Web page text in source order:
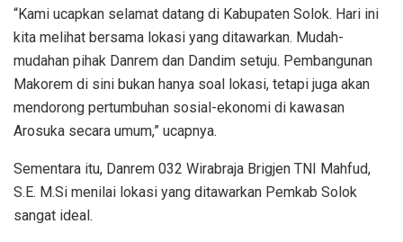
“Kami ucapkan selamat datang di Kabupaten Solok. Hari ini
kita melihat bersama lokasi yang ditawarkan. Mudah-
mudahan pihak Danrem dan Dandim setuju. Pembangunan
Makorem di sini bukan hanya soal lokasi, tetapi juga akan
mendorong pertumbuhan sosial-ekonomi di kawasan
Arosuka secara umum,” ucapnya.
Sementara itu, Danrem 032 Wirabraja Brigjen TNI Mahfud,
S.E. M.Si menilai lokasi yang ditawarkan Pemkab Solok
sangat ideal.